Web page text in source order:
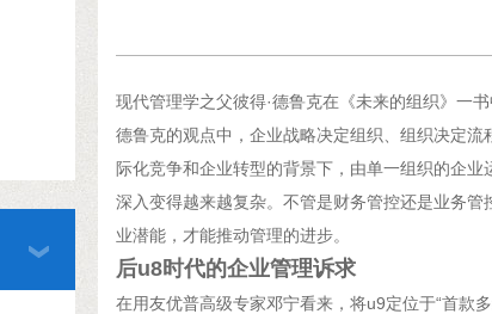
现代管理学之父彼得·德鲁克在《未来的组织》一
德鲁克的观点中，企业战略决定组织、组织决定
际化竞争和企业转型的背景下，由单一组织的企
深入变得越来越复杂。不管是财务管控还是业务
业潜能，才能推动管理的进步。
后u8时代的企业管理诉求
在用友优普高级专家邓宁看来，将u9定位于“首款